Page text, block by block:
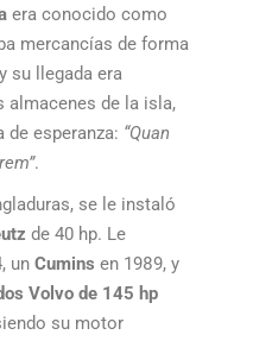
era conocido como
mercancías de forma
su llegada era
almacenes de la isla,
de esperanza: “Quan
.
se le instaló
de 40 hp. Le
unCumins en 1989, y
Volvo de 145 hp
su motor